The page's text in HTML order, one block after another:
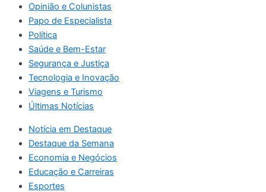
Opinião e Colunistas
Papo de Especialista
Política
Saúde e Bem-Estar
Segurança e Justiça
Tecnologia e Inovação
Viagens e Turismo
Últimas Notícias
Notícia em Destaque
Destaque da Semana
Economia e Negócios
Educação e Carreiras
Esportes